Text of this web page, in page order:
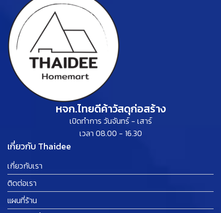
หจก.ไทยดีค้าวัสดุก่อสร้าง
เปิดทำการ วันจันทร์ - เสาร์
เวลา 08.00 - 16.30
เกี่ยวกับ Thaidee
เกี่ยวกับเรา
ติดต่อเรา
แผนที่ร้าน